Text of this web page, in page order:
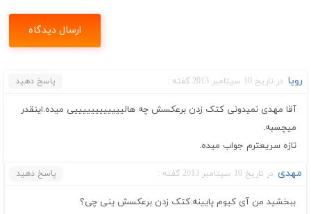
رویا در تاریخ 10 سپتامبر 2013 گفته : پاسخ دهید
آقا مهدی نمیدونی کتک زدن برعکسش چه هالییییییییییییی میده.اینقدر
میچسبه.
تازه سریعترم جواب میده.
مهدی در تاریخ 10 سپتامبر 2013 گفته : پاسخ دهید
ببخشید من آی کیوم پایینه.کتک زدن برعکسش ینی چی؟